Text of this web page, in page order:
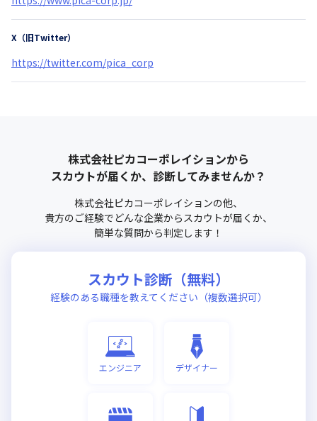
X（旧Twitter）
https://twitter.com/pica_corp
株式会社ピカコーポレイションから
スカウトが届くか、診断してみませんか？
株式会社ピカコーポレイションの他、
貴方のご経験でどんな企業からスカウトが届くか、
簡単な質問から判定します！
スカウト診断（無料）
経験のある職種を教えてください（複数選択可）
エンジニア デザイナー